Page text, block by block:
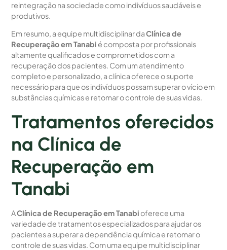
reintegração na sociedade como indivíduos saudáveis e
produtivos.
Em resumo, a equipe multidisciplinar daClínica de
Recuperação em Tanabi é composta por profissionais
altamente qualificados e comprometidos com a
recuperação dos pacientes. Com um atendimento
completo e personalizado, a clínica oferece o suporte
necessário para que os indivíduos possam superar o vício em
substâncias químicas e retomar o controle de suas vidas.
Tratamentos oferecidos
na Clínica de
Recuperação em
Tanabi
AClínica de Recuperação em Tanabi oferece uma
variedade de tratamentos especializados para ajudar os
pacientes a superar a dependência química e retomar o
controle de suas vidas. Com uma equipe multidisciplinar